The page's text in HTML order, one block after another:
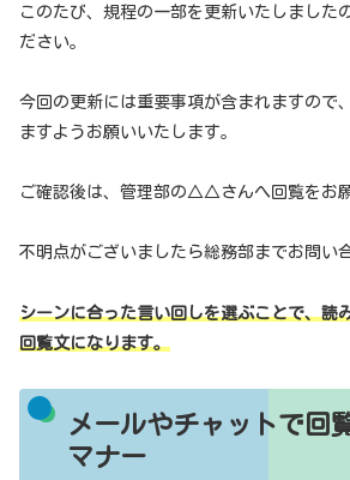
このたび、規程の一部を更新いたしました
ださい。
今回の更新には重要事項が含まれますので
ますようお願いいたします。
ご確認後は、管理部の△△さんへ回覧をお
不明点がございましたら総務部までお問い
シーンに合った言い回しを選ぶことで、読
回覧文になります。
メールやチャットで回
マナー